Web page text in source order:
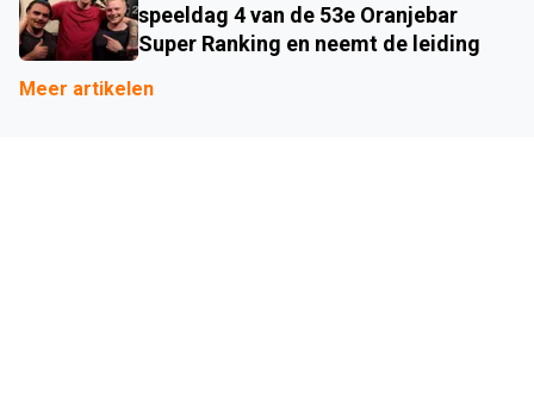
speeldag 4 van de 53e Oranjebar
Super Ranking en neemt de leiding
Meer artikelen